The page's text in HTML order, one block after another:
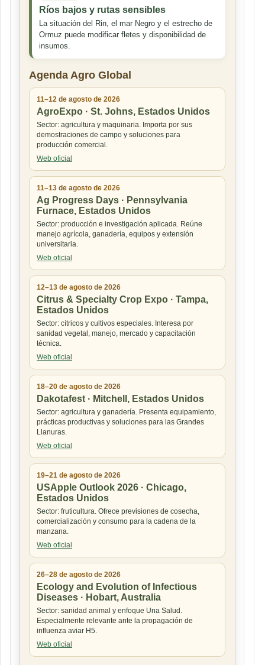
Ríos bajos y rutas sensibles
La situación del Rin, el mar Negro y el estrecho de
Ormuz puede modificar fletes y disponibilidad de
insumos.
Agenda Agro Global
11–12 de agosto de 2026
AgroExpo · St. Johns, Estados Unidos
Sector: agricultura y maquinaria. Importa por sus
demostraciones de campo y soluciones para
producción comercial.
Web oficial
11–13 de agosto de 2026
Ag Progress Days · Pennsylvania
Furnace, Estados Unidos
Sector: producción e investigación aplicada. Reúne
manejo agrícola, ganadería, equipos y extensión
universitaria.
Web oficial
12–13 de agosto de 2026
Citrus & Specialty Crop Expo · Tampa,
Estados Unidos
Sector: cítricos y cultivos especiales. Interesa por
sanidad vegetal, manejo, mercado y capacitación
técnica.
Web oficial
18–20 de agosto de 2026
Dakotafest · Mitchell, Estados Unidos
Sector: agricultura y ganadería. Presenta equipamiento,
prácticas productivas y soluciones para las Grandes
Llanuras.
Web oficial
19–21 de agosto de 2026
USApple Outlook 2026 · Chicago,
Estados Unidos
Sector: fruticultura. Ofrece previsiones de cosecha,
comercialización y consumo para la cadena de la
manzana.
Web oficial
26–28 de agosto de 2026
Ecology and Evolution of Infectious
Diseases · Hobart, Australia
Sector: sanidad animal y enfoque Una Salud.
Especialmente relevante ante la propagación de
influenza aviar H5.
Web oficial